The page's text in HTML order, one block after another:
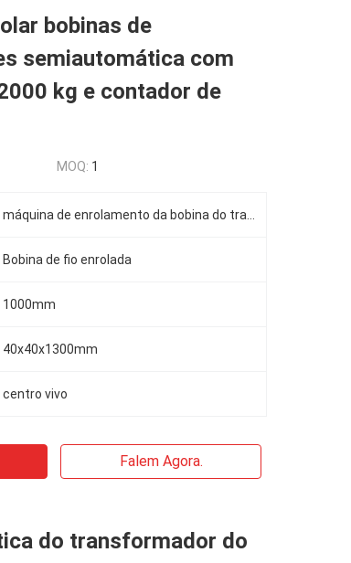
bobinas de
semiautomática com
kg e contador de
MOQ: 1
Bobina de fio enrolada
1000mm
40x40x1300mm
centro vivo
Falem Agora.
do transformador do